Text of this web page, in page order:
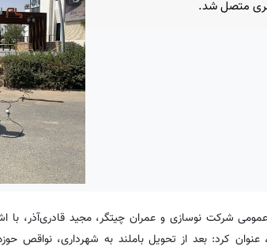
متصل شد.
شرکت نوسازی و عمران چیتگر، مجید قادری‌آذر، با
کرد: بعد از تحویل باملند به شهرداری، نواقص